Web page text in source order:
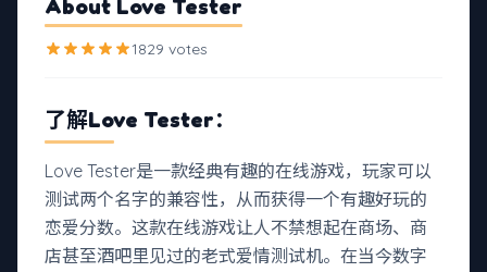
About Love Tester
1829 votes
了解Love Tester：
Love Tester是一款经典有趣的在线游戏，玩家可以
测试两个名字的兼容性，从而获得一个有趣好玩的
恋爱分数。这款在线游戏让人不禁想起在商场、商
店甚至酒吧里见过的老式爱情测试机。在当今数字